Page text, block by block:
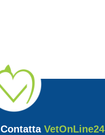
ContattaVetOnLine24